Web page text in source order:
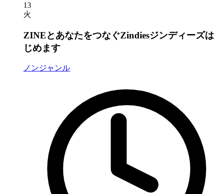
13
火
ZINEとあなたをつなぐZindiesジンディーズは
じめます
ノンジャンル